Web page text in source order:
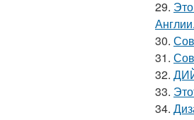
29.
Англии.
30.
31.
32.
33.
34.